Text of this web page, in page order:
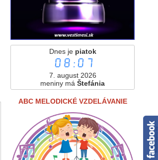
Dnes je piatok
08:07
7. august 2026
meniny má Štefánia
ABC MELODICKÉ VZDELÁVANIE